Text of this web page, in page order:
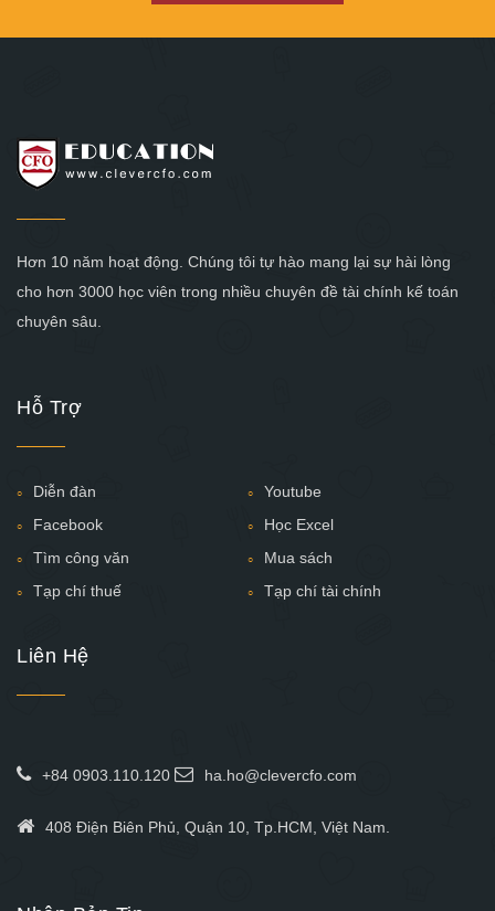
Hơn 10 năm hoạt động. Chúng tôi tự hào mang lại sự hài lòng
cho hơn 3000 học viên trong nhiều chuyên đề tài chính kế toán
chuyên sâu.
Hỗ Trợ
Diễn đàn
Youtube
Facebook
Học Excel
Tìm công văn
Mua sách
Tạp chí thuế
Tạp chí tài chính
Liên Hệ
+84 0903.110.120 ha.ho@clevercfo.com
408 Điện Biên Phủ, Quận 10, Tp.HCM, Việt Nam.